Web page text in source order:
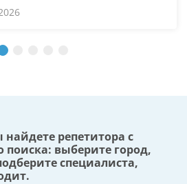
репетитора с
выберите город,
специалиста,